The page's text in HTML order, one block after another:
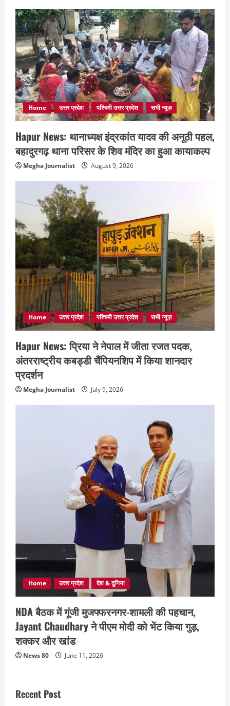
Home उत्तर प्रदेश पश्चिमी उत्तर प्रदेश सभी न्यूज़
Hapur News: थानाध्यक्ष इंद्रकांत यादव की अनूठी पहल,
बहादुरगढ़ थाना परिसर के शिव मंदिर का हुआ कायाकल्प
Megha Journalist August 9, 2026
Home उत्तर प्रदेश पश्चिमी उत्तर प्रदेश सभी न्यूज़
Hapur News: प्रिया ने नेपाल में जीता रजत पदक,
अंतरराष्ट्रीय कबड्डी चैंपियनशिप में किया शानदार
प्रदर्शन
Megha Journalist July 9, 2026
Home उत्तर प्रदेश देश & दुनिया
NDA बैठक में गूंजी मुजफ्फरनगर-शामली की पहचान,
Jayant Chaudhary ने पीएम मोदी को भेंट किया गुड़,
शक्कर और खांड
News 80 June 11, 2026
Recent Post